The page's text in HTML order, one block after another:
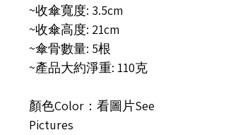
~收傘寬度: 3.5cm
~收傘高度: 21cm
~傘骨數量: 5根
~產品大約淨重: 110克
顏色Color：看圖片See
Pictures